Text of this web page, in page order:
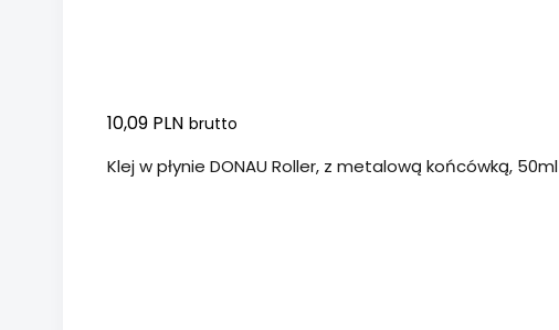
10,09 PLN brutto
Klej w płynie DONAU Roller, z metalową końcówką, 50ml